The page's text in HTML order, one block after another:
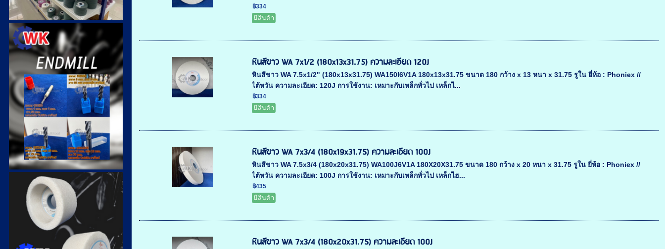
฿334
มีสินค้า
หินสีขาว WA 7x1/2 (180x13x31.75) ความละเอียด 120J
หินสีขาว WA 7.5x1/2" (180x13x31.75) WA150I6V1A 180x13x31.75 ขนาด 180 กว้าง x 13 หนา x 31.75 รูใน ยี่ห้อ : Phoniex //
ไต้หวัน ความละเอียด: 120J การใช้งาน: เหมาะกับเหล็กทั่วไป เหล็กไ...
฿334
มีสินค้า
หินสีขาว WA 7x3/4 (180x19x31.75) ความละเอียด 100J
หินสีขาว WA 7.5x3/4 (180x20x31.75) WA100J6V1A 180X20X31.75 ขนาด 180 กว้าง x 20 หนา x 31.75 รูใน ยี่ห้อ : Phoniex //
ไต้หวัน ความละเอียด: 100J การใช้งาน: เหมาะกับเหล็กทั่วไป เหล็กไฮ...
฿435
มีสินค้า
หินสีขาว WA 7x3/4 (180x20x31.75) ความละเอียด 100J